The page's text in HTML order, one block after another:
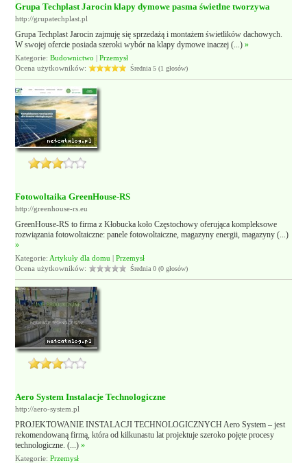
Grupa Techplast Jarocin klapy dymowe pasma świetlne tworzywa
http://grupatechplast.pl
Grupa Techplast Jarocin zajmuję się sprzedażą i montażem świetlików dachowych.
W swojej ofercie posiada szeroki wybór na klapy dymowe inaczej (...)»
Kategorie:Budownictwo |Przemysł
Ocena użytkowników:
Średnia 5 (1 głosów)
Fotowoltaika GreenHouse-RS
http://greenhouse-rs.eu
GreenHouse-RS to firma z Kłobucka koło Częstochowy oferująca kompleksowe
rozwiązania fotowoltaiczne: panele fotowoltaiczne, magazyny energii, magazyny (...)
»
Kategorie: Artykuły dla domu |Przemysł
Ocena użytkowników:
Średnia 0 (0 głosów)
Aero System Instalacje Technologiczne
http://aero-system.pl
PROJEKTOWANIE INSTALACJI TECHNOLOGICZNYCH Aero System – jest
rekomendowaną firmą, która od kilkunastu lat projektuje szeroko pojęte procesy
technologiczne. (...)»
Kategorie:Przemysł